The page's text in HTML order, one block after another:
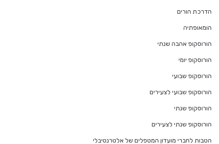
הדרכת הורים
הומאופתיה
הורוסקופ אהבה שנתי
הורוסקופ יומי
הורוסקופ שבועי
הורוסקופ שבועי לצעירים
הורוסקופ שנתי
הורוסקופ שנתי לצעירים
הטבות לחברי מועדון המטפלים של אלטרנטיבלי